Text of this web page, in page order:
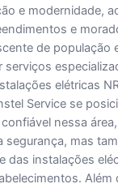
e modernidade,
e
de população
serviços
elétricas
Service se
nessa
segurança, mas
das instalações
Além